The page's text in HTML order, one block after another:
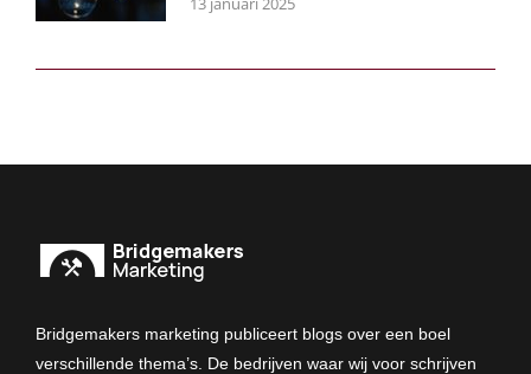
Bridgemakers marketing publiceert blogs over een boel
verschillende thema’s. De bedrijven waar wij voor schrijven